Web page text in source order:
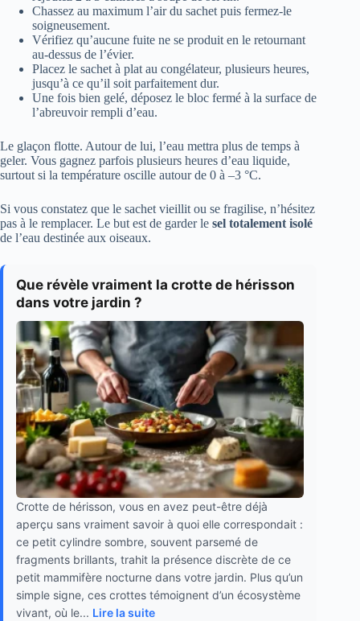
Chassez au maximum l’air du sachet puis fermez-le
soigneusement.
Vérifiez qu’aucune fuite ne se produit en le retournant
au-dessus de l’évier.
Placez le sachet à plat au congélateur, plusieurs heures,
jusqu’à ce qu’il soit parfaitement dur.
Une fois bien gelé, déposez le bloc fermé à la surface de
l’abreuvoir rempli d’eau.
Le glaçon flotte. Autour de lui, l’eau mettra plus de temps à
geler. Vous gagnez parfois plusieurs heures d’eau liquide,
surtout si la température oscille autour de 0 à –3 °C.
Si vous constatez que le sachet vieillit ou se fragilise, n’hésitez
pas à le remplacer. Le but est de garder le sel totalement isolé
de l’eau destinée aux oiseaux.
Que révèle vraiment la crotte de hérisson
dans votre jardin ?
Crotte de hérisson, vous en avez peut-être déjà
aperçu sans vraiment savoir à quoi elle correspondait :
ce petit cylindre sombre, souvent parsemé de
fragments brillants, trahit la présence discrète de ce
petit mammifère nocturne dans votre jardin. Plus qu’un
simple signe, ces crottes témoignent d’un écosystème
vivant, où le... Lire la suite